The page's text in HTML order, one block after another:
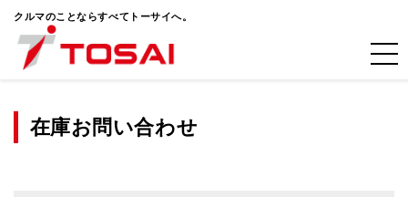
クルマのことならすべてトーサイへ。
在庫お問い合わせ